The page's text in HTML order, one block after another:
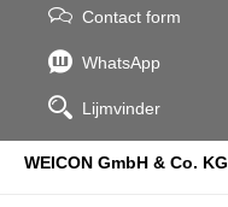
Contact form
WhatsApp
Lijmvinder
WEICON GmbH & Co. KG